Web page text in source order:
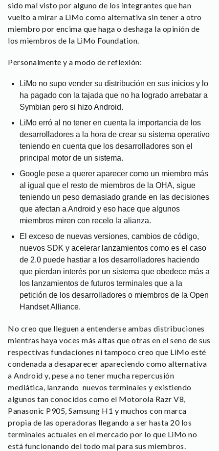
sido mal visto por alguno de los integrantes que han
vuelto a mirar a LiMo como alternativa sin tener a otro
miembro por encima que haga o deshaga la opinión de
los miembros de la LiMo Foundation.
Personalmente y a modo de reflexión:
LiMo no supo vender su distribución en sus inicios y lo
ha pagado con la tajada que no ha logrado arrebatar a
Symbian pero si hizo Android.
LiMo erró al no tener en cuenta la importancia de los
desarrolladores a la hora de crear su sistema operativo
teniendo en cuenta que los desarrolladores son el
principal motor de un sistema.
Google pese a querer aparecer como un miembro más
al igual que el resto de miembros de la OHA, sigue
teniendo un peso demasiado grande en las decisiones
que afectan a Android y eso hace que algunos
miembros miren con recelo la alianza.
El exceso de nuevas versiones, cambios de código,
nuevos SDK y acelerar lanzamientos como es el caso
de 2.0 puede hastiar a los desarrolladores haciendo
que pierdan interés por un sistema que obedece más a
los lanzamientos de futuros terminales que a la
petición de los desarrolladores o miembros de la Open
Handset Alliance.
No creo que lleguen a entenderse ambas distribuciones
mientras haya voces más altas que otras en el seno de sus
respectivas fundaciones ni tampoco creo que LiMo esté
condenada a desaparecer apareciendo como alternativa
a Android y, pese a no tener mucha repercusión
mediática, lanzando nuevos terminales y existiendo
algunos tan conocidos como el Motorola Razr V8,
Panasonic P905, Samsung H1 y muchos con marca
propia de las operadoras llegando a ser hasta 20 los
terminales actuales en el mercado por lo que LiMo no
está funcionando del todo mal para sus miembros.